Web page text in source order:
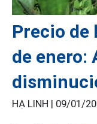
Precio de
de enero:
HẠ LINH | 09/01/